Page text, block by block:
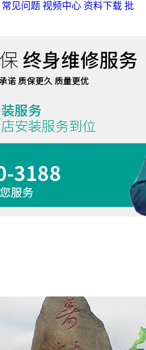
常见问题 视频中心 资料下载 批